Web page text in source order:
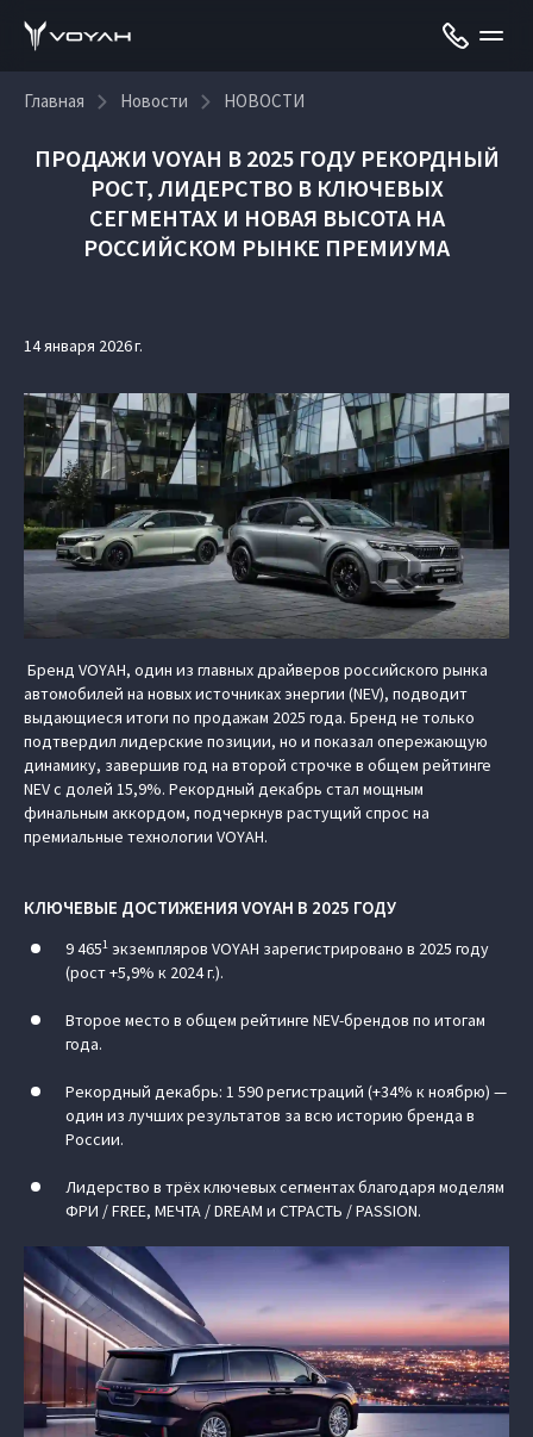
Главная Новости НОВОСТИ
ПРОДАЖИ VOYAH В 2025 ГОДУ РЕКОРДНЫЙ
РОСТ, ЛИДЕРСТВО В КЛЮЧЕВЫХ
СЕГМЕНТАХ И НОВАЯ ВЫСОТА НА
РОССИЙСКОМ РЫНКЕ ПРЕМИУМА
14 января 2026 г.
Бренд VOYAH, один из главных драйверов российского рынка
автомобилей на новых источниках энергии (NEV), подводит
выдающиеся итоги по продажам 2025 года. Бренд не только
подтвердил лидерские позиции, но и показал опережающую
динамику, завершив год на второй строчке в общем рейтинге
NEV с долей 15,9%. Рекордный декабрь стал мощным
финальным аккордом, подчеркнув растущий спрос на
премиальные технологии VOYAH.
КЛЮЧЕВЫЕ ДОСТИЖЕНИЯ VOYAH В 2025 ГОДУ
9 4651 экземпляров VOYAH зарегистрировано в 2025 году
(рост +5,9% к 2024 г.).
Второе место в общем рейтинге NEV-брендов по итогам
года.
Рекордный декабрь: 1 590 регистраций (+34% к ноябрю) —
один из лучших результатов за всю историю бренда в
России.
Лидерство в трёх ключевых сегментах благодаря моделям
ФРИ / FREE, МЕЧТА / DREAM и СТРАСТЬ / PASSION.